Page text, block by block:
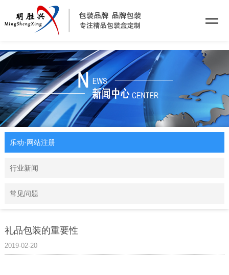
乐动·网站注册
乐动·网站注册
行业新闻
常见问题
礼品包装的重要性
2019-02-20